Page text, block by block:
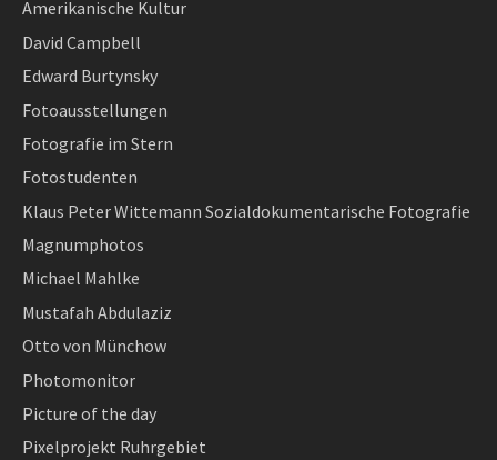
Amerikanische Kultur
David Campbell
Edward Burtynsky
Fotoausstellungen
Fotografie im Stern
Fotostudenten
Klaus Peter Wittemann Sozialdokumentarische Fotografie
Magnumphotos
Michael Mahlke
Mustafah Abdulaziz
Otto von Münchow
Photomonitor
Picture of the day
Pixelprojekt Ruhrgebiet